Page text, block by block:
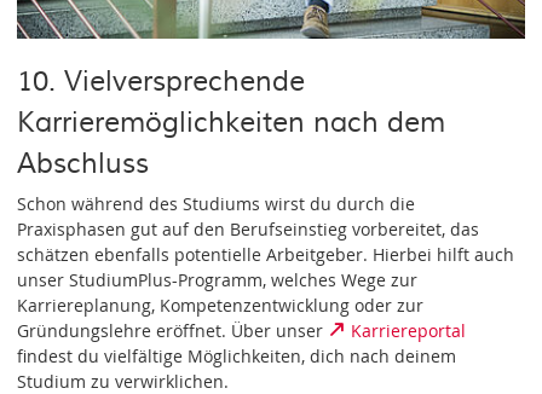
10. Vielversprechende
Karrieremöglichkeiten nach dem
Abschluss
Schon während des Studiums wirst du durch die
Praxisphasen gut auf den Berufseinstieg vorbereitet, das
schätzen ebenfalls potentielle Arbeitgeber. Hierbei hilft auch
unser StudiumPlus-Programm, welches Wege zur
Karriereplanung, Kompetenzentwicklung oder zur
Gründungslehre eröffnet. Über unser
Karriereportal
findest du vielfältige Möglichkeiten, dich nach deinem
Studium zu verwirklichen.